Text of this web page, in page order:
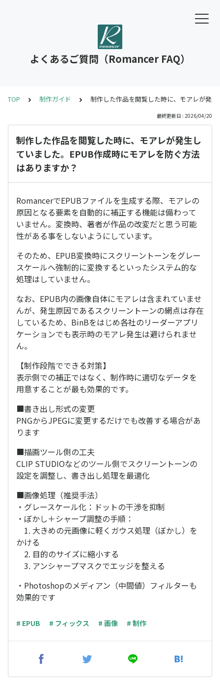
よくあるご質問（Romancer FAQ）
TOP 制作ガイド 制作した作品を閲覧した時に、モアレが発
最終更新日 : 2026/04/20
制作した作品を閲覧した時に、モアレが発生し
ていました。EPUB作成時にモアレを防ぐ方法
はありますか？
RomancerでEPUBファイルを生成する際、モアレの
原因となる要素を自動的に補正する機能は備わって
いません。変換時、著者が作品の改変だと思う可能
性がある事をしないようにしています。
そのため、EPUB変換時にスクリーントーンをグレー
スケールへ強制的に変換するといったシステム的な
処理はしていません。
なお、EPUB内の画像自体にモアレは含まれていませ
んが、発生原因であるスクリーントーンの網点は存在
しているため、BinBをはじめ各社のリーダーアプリ
ケーションでも表示時のモアレ発生は避けられませ
ん。
【制作段階でできる対策】
表示側での補正ではなく、制作時に適切なデータを
用意することが最も効果的です。
■書き出し形式の変更
PNGからJPEGに変更するだけでも改善する場合があ
ります
■描画ツール側の工夫
CLIP STUDIOなどのツール側でスクリーントーンの
設定を調整し、書き出し処理を最適化
■画像処理（推奨手法）
・グレースケール化：ドットの干渉を抑制
・ぼかし＋シャープ調整の手順：
1. 大きめの元画像に軽くガウス処理（ぼかし）を
かける
2. 目的のサイズに縮小する
3. アンシャープマスクでエッジを整える
・Photoshopのメディアン（中間値）フィルターも
効果的です
# EPUB # フィックス # 画像 # 制作